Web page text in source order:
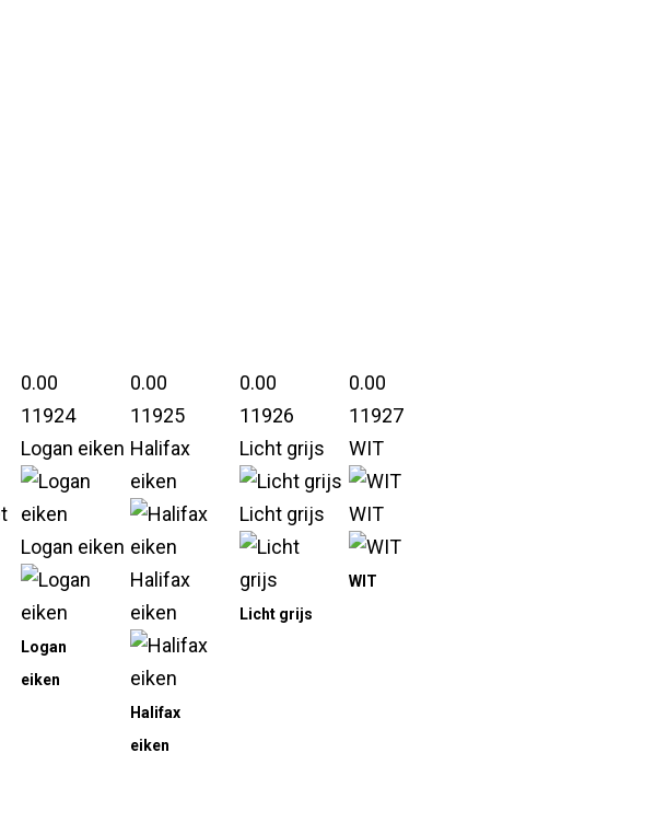
0.00
11924
Logan eiken
Logan eiken
Logan
eiken
0.00
11925
Halifax
eiken
Halifax
eiken
Halifax
eiken
0.00
11926
Licht grijs
Licht grijs
Licht grijs
0.00
11927
WIT
WIT
WIT